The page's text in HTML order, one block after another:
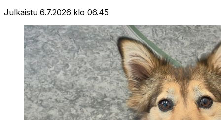
Julkaistu 6.7.2026 klo 06.45